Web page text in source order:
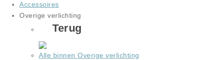
Accessoires
Overige verlichting
Terug
Alle binnen Overige verlichting